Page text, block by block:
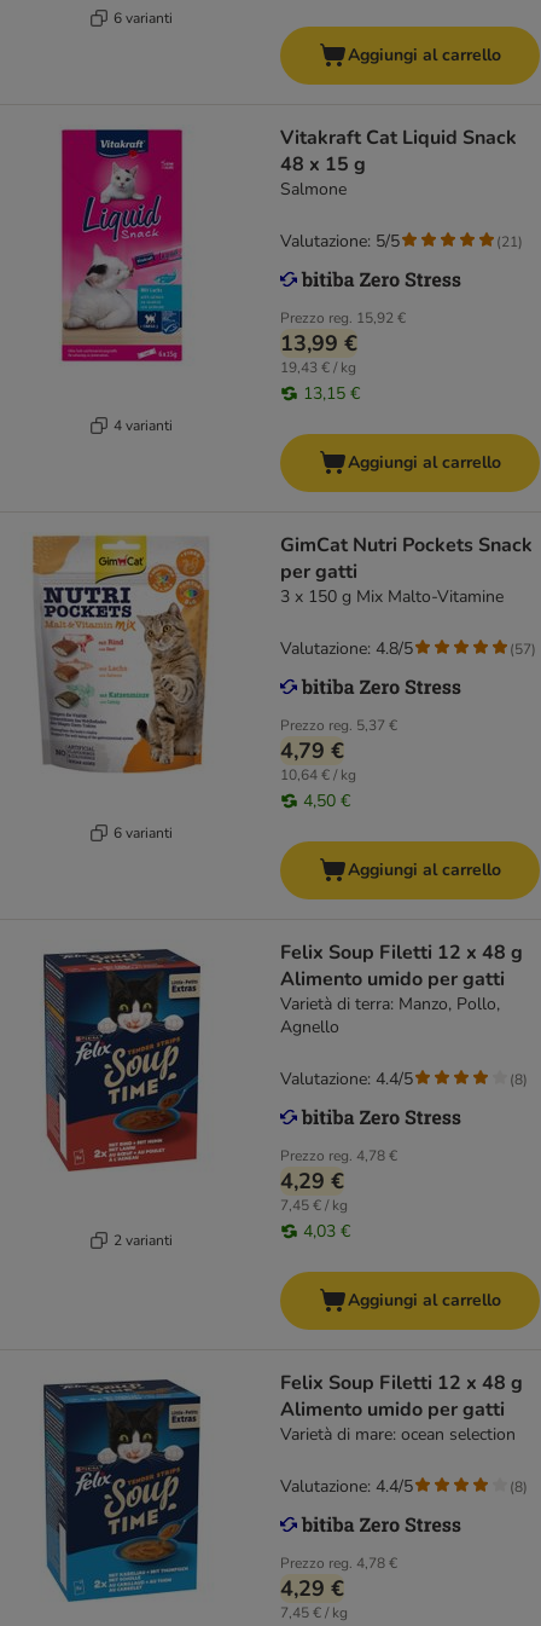
6 varianti
Aggiungi al carrello
4 varianti
Vitakraft Cat Liquid Snack
48 x 15 g
Salmone
Prezzo reg. 15,92 €
13,99 €
19,43 € / kg
13,15 €
Valutazione: 5/5 (21)
Aggiungi al carrello
6 varianti
GimCat Nutri Pockets Snack
per gatti
3 x 150 g Mix Malto-Vitamine
Prezzo reg. 5,37 €
4,79 €
10,64 € / kg
4,50 €
Valutazione: 4.8/5 (57)
Aggiungi al carrello
2 varianti
Felix Soup Filetti 12 x 48 g
Alimento umido per gatti
Varietà di terra: Manzo, Pollo,
Agnello
Prezzo reg. 4,78 €
4,29 €
7,45 € / kg
4,03 €
Valutazione: 4.4/5 (8)
Aggiungi al carrello
Felix Soup Filetti 12 x 48 g
Alimento umido per gatti
Varietà di mare: ocean selection
Prezzo reg. 4,78 €
4,29 €
7,45 € / kg
Valutazione: 4.4/5 (8)